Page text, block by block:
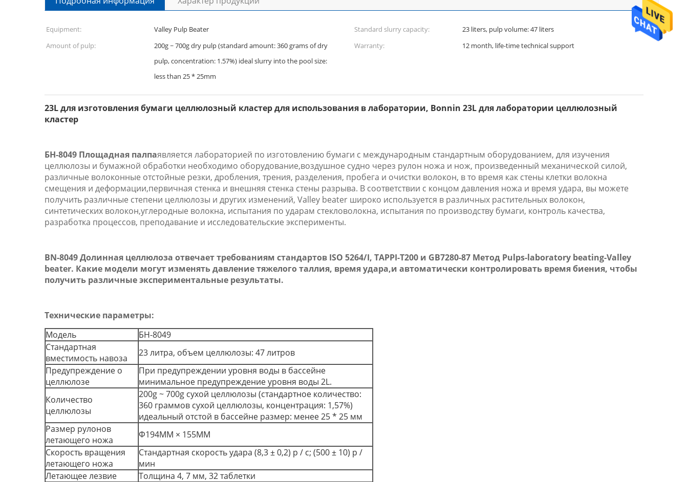
Equipment: Valley Pulp Beater Standard slurry capacity:
23 liters, pulp volume: 47 liters
Amount of pulp:
200g ~ 700g dry pulp (standard amount: 360 grams of dry
pulp, concentration: 1.57%) ideal slurry into the pool size:
less than 25 * 25mm
Warranty: 12 month, life-time technical support
23L для изготовления бумаги целлюлозный кластер для использования в лаборатории, Bonnin 23L для лаборатории целлюлозный
кластер
БН-8049 Площадная палпаявляется лабораторией по изготовлению бумаги с международным стандартным оборудованием, для изучения
целлюлозы и бумажной обработки необходимо оборудование,воздушное судно через рулон ножа и нож, произведенный механической силой,
различные волоконные отстойные резки, дробления, трения, разделения, пробега и очистки волокон, в то время как стены клетки волокна
смещения и деформации,первичная стенка и внешняя стенка стены разрыва. В соответствии с концом давления ножа и время удара, вы можете
получить различные степени целлюлозы и других изменений, Valley beater широко используется в различных растительных волокон,
синтетических волокон,углеродные волокна, испытания по ударам стекловолокна, испытания по производству бумаги, контроль качества,
разработка процессов, преподавание и исследовательские эксперименты.
BN-8049 Долинная целлюлоза отвечает требованиям стандартов ISO 5264/I, TAPPI-T200 и GB7280-87 Метод Pulps-laboratory beating-Valley
beater. Какие модели могут изменять давление тяжелого таллия, время удара,и автоматически контролировать время биения, чтобы
получить различные экспериментальные результаты.
Технические параметры:
Модель
БН-8049
Стандартная
вместимость навоза
23 литра, объем целлюлозы: 47 литров
Предупреждение о
целлюлозе
При предупреждении уровня воды в бассейне
минимальное предупреждение уровня воды 2L.
Количество
целлюлозы
200g ~ 700g сухой целлюлозы (стандартное количество:
360 граммов сухой целлюлозы, концентрация: 1,57%)
идеальный отстой в бассейне размер: менее 25 * 25 мм
Размер рулонов
летающего ножа
Φ194MM × 155MM
Скорость вращения
летающего ножа
Стандартная скорость удара (8,3 ± 0,2) р / с; (500 ± 10) р /
мин
Летающее лезвие
Толщина 4, 7 мм, 32 таблетки